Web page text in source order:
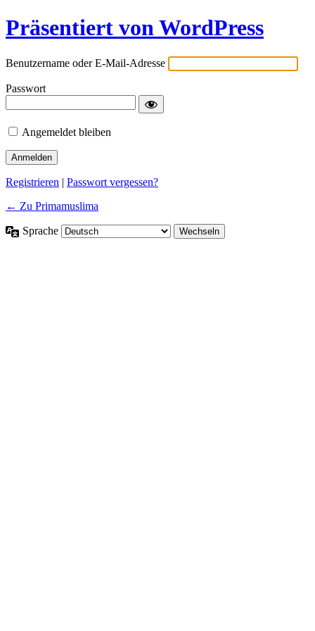
Präsentiert von WordPress
Benutzername oder E-Mail-Adresse
Passwort
Angemeldet bleiben
Registrieren | Passwort vergessen?
← Zu Primamuslima
Sprache